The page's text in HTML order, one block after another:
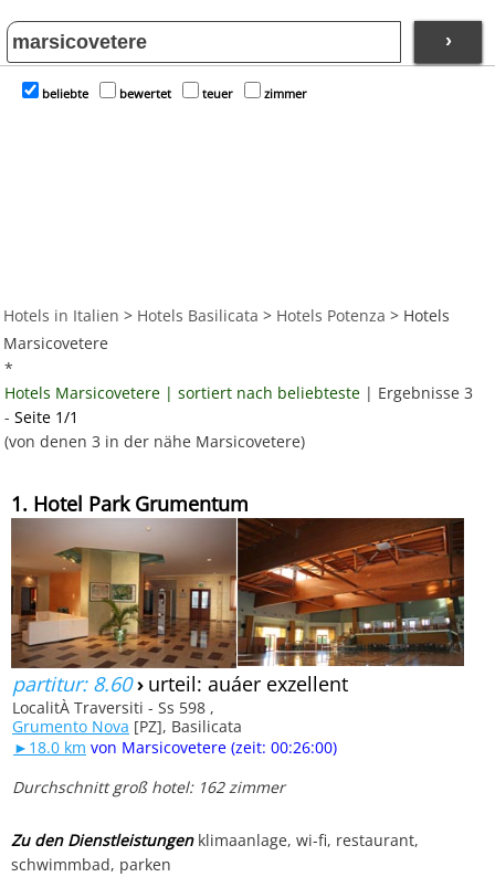
›
beliebte bewertet teuer zimmer
Hotels in Italien > Hotels Basilicata > Hotels Potenza > Hotels
Marsicovetere
*
Hotels Marsicovetere | sortiert nach beliebteste | Ergebnisse 3
-Seite 1/1
(von denen 3 in der nähe Marsicovetere)
1. Hotel Park Grumentum
partitur: 8.60› urteil: auáer exzellent
LocalitÀ Traversiti - Ss 598 ,
Grumento Nova [PZ], Basilicata
►18.0 km von Marsicovetere (zeit: 00:26:00)
Durchschnitt groß hotel: 162 zimmer
Zu den Dienstleistungenklimaanlage, wi-fi, restaurant,
schwimmbad, parken